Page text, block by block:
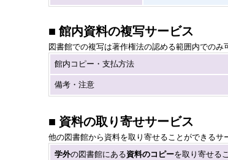
■ 館内資料の複写サービス
図書館での複写は著作権法の認める範囲内でのみ
館内コピー・支払方法
備考・注意
■ 資料の取り寄せサービス
他の図書館から資料を取り寄せることができる
学外の図書館にある資料のコピーを取り寄せるこ